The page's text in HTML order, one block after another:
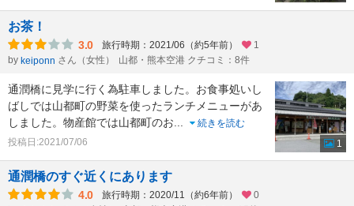
お茶！
3.0 旅行時期：2021/06（約5年前）
1
by keiponn さん（女性） 山都・熊本空港 クチコミ：8件
通潤橋に見学に行く為駐車しました。お食事処いし
ばしでは山都町の野菜を使ったランチメニューがあ
しました。物産館では山都町のお...
続きを読む
投稿日:2021/07/06
1
通潤橋のすぐ近くにあります
4.0 旅行時期：2020/11（約6年前）
0